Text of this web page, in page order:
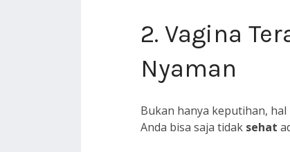
2. Vagina
Nyaman
Bukan hanya keputihan,
Anda bisa saja tidak sehat